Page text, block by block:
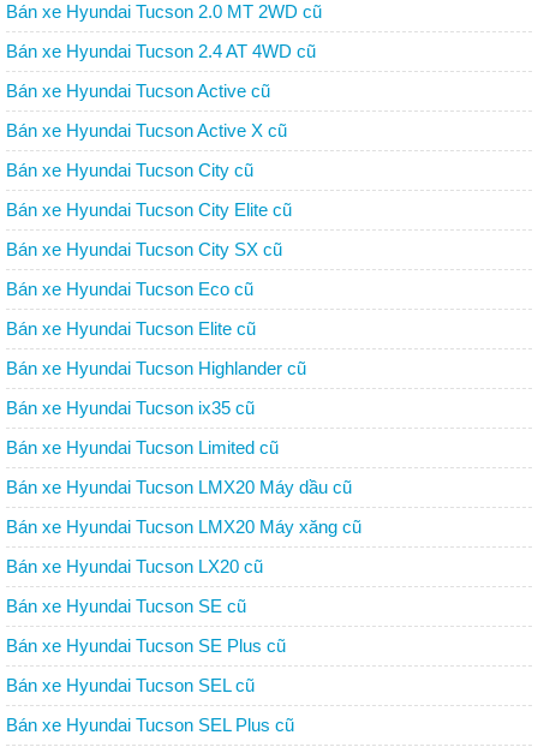
Bán xe Hyundai Tucson 2.0 MT 2WD cũ
Bán xe Hyundai Tucson 2.4 AT 4WD cũ
Bán xe Hyundai Tucson Active cũ
Bán xe Hyundai Tucson Active X cũ
Bán xe Hyundai Tucson City cũ
Bán xe Hyundai Tucson City Elite cũ
Bán xe Hyundai Tucson City SX cũ
Bán xe Hyundai Tucson Eco cũ
Bán xe Hyundai Tucson Elite cũ
Bán xe Hyundai Tucson Highlander cũ
Bán xe Hyundai Tucson ix35 cũ
Bán xe Hyundai Tucson Limited cũ
Bán xe Hyundai Tucson LMX20 Máy dầu cũ
Bán xe Hyundai Tucson LMX20 Máy xăng cũ
Bán xe Hyundai Tucson LX20 cũ
Bán xe Hyundai Tucson SE cũ
Bán xe Hyundai Tucson SE Plus cũ
Bán xe Hyundai Tucson SEL cũ
Bán xe Hyundai Tucson SEL Plus cũ